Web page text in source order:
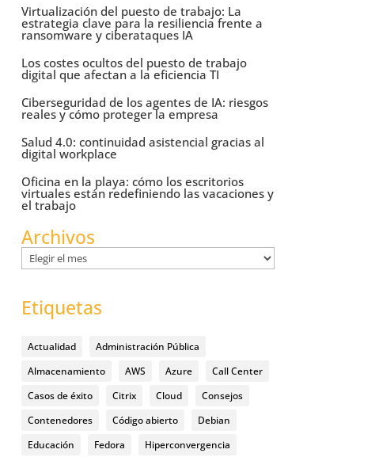
Virtualización del puesto de trabajo: La
estrategia clave para la resiliencia frente a
ransomware y ciberataques IA
Los costes ocultos del puesto de trabajo
digital que afectan a la eficiencia TI
Ciberseguridad de los agentes de IA: riesgos
reales y cómo proteger la empresa
Salud 4.0: continuidad asistencial gracias al
digital workplace
Oficina en la playa: cómo los escritorios
virtuales están redefiniendo las vacaciones y
el trabajo
Archivos
Archivos
Etiquetas
Actualidad
Administración Pública
Almacenamiento
AWS Azure
Call Center
Casos de éxito
Citrix Cloud
Consejos
Contenedores
Código abierto
Debian
Educación
Fedora
Hiperconvergencia